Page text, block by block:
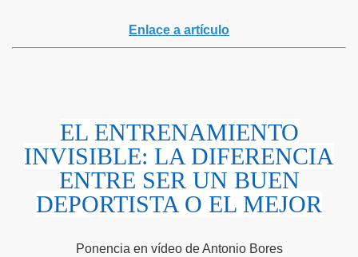
Enlace a artículo
EL ENTRENAMIENTO
INVISIBLE: LA DIFERENCIA
ENTRE SER UN BUEN
DEPORTISTA O EL MEJOR
Ponencia en vídeo de Antonio Bores